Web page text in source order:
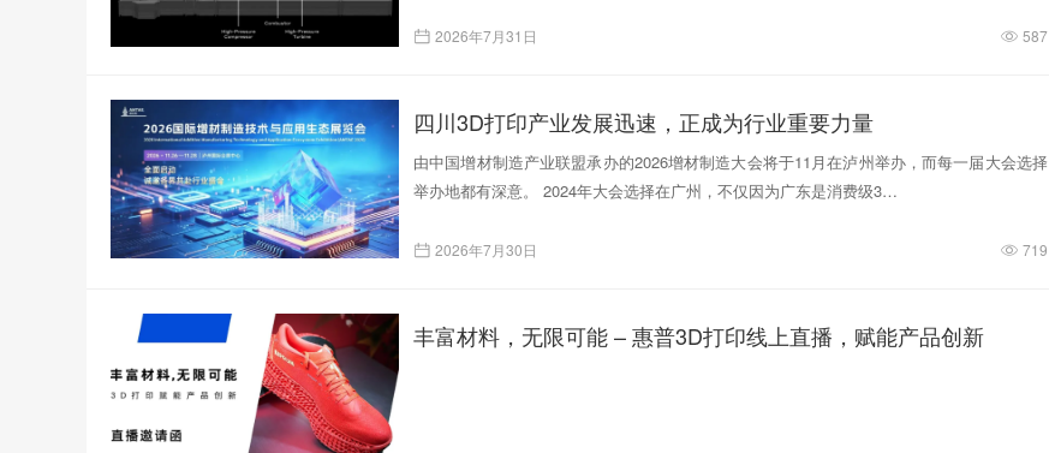
2026年7月31日 587
四川3D打印产业发展迅速，正成为行业重要力量
由中国增材制造产业联盟承办的2026增材制造大会将于11月在泸州举办，而每一届大会选择
举办地都有深意。 2024年大会选择在广州，不仅因为广东是消费级3…
2026年7月30日 719
丰富材料，无限可能 – 惠普3D打印线上直播，赋能产品创新